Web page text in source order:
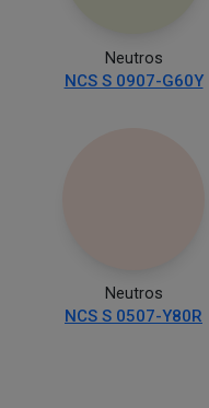
Neutros
NCS S 0907-G60Y
Neutros
NCS S 0507-Y80R